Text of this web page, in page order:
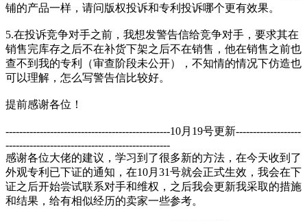
铺的产品一样，请问版权投诉和专利投诉哪个更有效果。
5.在投诉竞争对手之前，我想发警告信给竞争对手，要求其在
销售完库存之后不在补货下架之后不在销售，他在销售之前也
查不到我的专利（审查阶段未公开），不知情的情况下仿造也
可以理解，怎么写警告信比较好。
提前感谢各位！
------------------------------------------------10月19号更新-------------------
------------------------------------------------
感谢各位大佬的建议，学习到了很多新的方法，在今天收到了
外观专利已下证的通知，在10月31号就会正式生效，我会在下
证之后开始尝试联系对手和维权，之后我会更新我采取的措施
和结果，给有相似经历的卖家一些参考。